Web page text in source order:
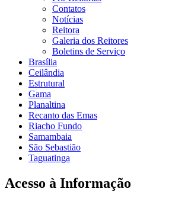
Contatos
Notícias
Reitora
Galeria dos Reitores
Boletins de Serviço
Brasília
Ceilândia
Estrutural
Gama
Planaltina
Recanto das Emas
Riacho Fundo
Samambaia
São Sebastião
Taguatinga
Acesso à Informação